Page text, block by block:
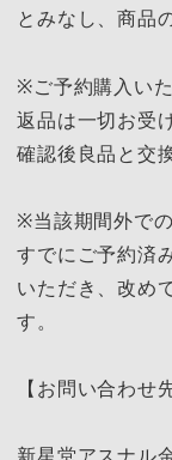
とみなし、商品
※ご予約購入い
返品は一切お受
確認後良品と交
※当該期間外で
すでにご予約済
いただき、改め
す。
【お問い合わせ